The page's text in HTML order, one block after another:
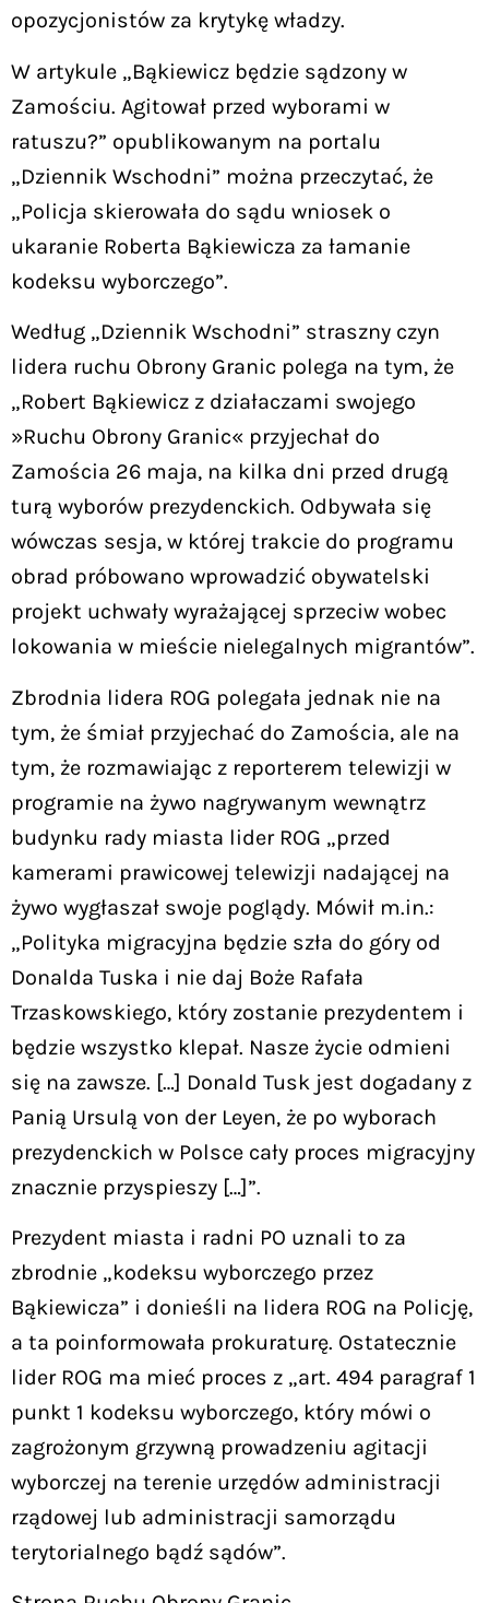
opozycjonistów za krytykę władzy.
W artykule „Bąkiewicz będzie sądzony w
Zamościu. Agitował przed wyborami w
ratuszu?” opublikowanym na portalu
„Dziennik Wschodni” można przeczytać, że
„Policja skierowała do sądu wniosek o
ukaranie Roberta Bąkiewicza za łamanie
kodeksu wyborczego”.
Według „Dziennik Wschodni” straszny czyn
lidera ruchu Obrony Granic polega na tym, że
„Robert Bąkiewicz z działaczami swojego
»Ruchu Obrony Granic« przyjechał do
Zamościa 26 maja, na kilka dni przed drugą
turą wyborów prezydenckich. Odbywała się
wówczas sesja, w której trakcie do programu
obrad próbowano wprowadzić obywatelski
projekt uchwały wyrażającej sprzeciw wobec
lokowania w mieście nielegalnych migrantów”.
Zbrodnia lidera ROG polegała jednak nie na
tym, że śmiał przyjechać do Zamościa, ale na
tym, że rozmawiając z reporterem telewizji w
programie na żywo nagrywanym wewnątrz
budynku rady miasta lider ROG „przed
kamerami prawicowej telewizji nadającej na
żywo wygłaszał swoje poglądy. Mówił m.in.:
„Polityka migracyjna będzie szła do góry od
Donalda Tuska i nie daj Boże Rafała
Trzaskowskiego, który zostanie prezydentem i
będzie wszystko klepał. Nasze życie odmieni
się na zawsze. […] Donald Tusk jest dogadany z
Panią Ursulą von der Leyen, że po wyborach
prezydenckich w Polsce cały proces migracyjny
znacznie przyspieszy […]”.
Prezydent miasta i radni PO uznali to za
zbrodnie „kodeksu wyborczego przez
Bąkiewicza” i donieśli na lidera ROG na Policję,
a ta poinformowała prokuraturę. Ostatecznie
lider ROG ma mieć proces z „art. 494 paragraf 1
punkt 1 kodeksu wyborczego, który mówi o
zagrożonym grzywną prowadzeniu agitacji
wyborczej na terenie urzędów administracji
rządowej lub administracji samorządu
terytorialnego bądź sądów”.